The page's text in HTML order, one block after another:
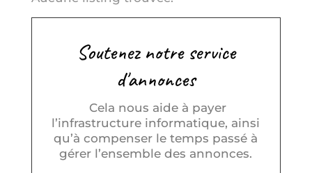
Soutenez notre service
d'annonces
Cela nous aide à payer
l’infrastructure informatique, ainsi
qu’à compenser le temps passé à
gérer l’ensemble des annonces.